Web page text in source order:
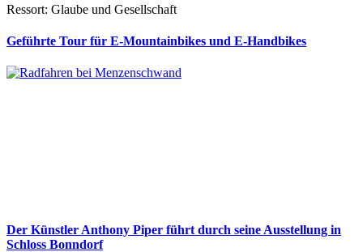
Ressort: Glaube und Gesellschaft
Geführte Tour für E-Mountainbikes und E-Handbikes
Der Künstler Anthony Piper führt durch seine Ausstellung in
Schloss Bonndorf